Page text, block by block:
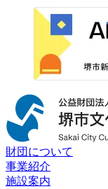
財団について
事業紹介
施設案内